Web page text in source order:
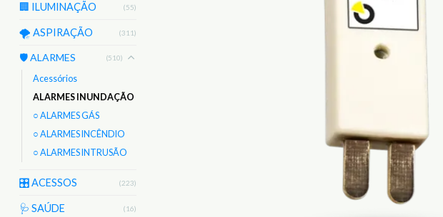
🏢 ILUMINAÇÃO (55)
🌪️ ASPIRAÇÃO (311)
🛡️ ALARMES (510)
Acessórios
ALARMES INUNDAÇÃO
○ ALARMES GÁS
○ ALARMES INCÊNDIO
○ ALARMES INTRUSÃO
🎛️ ACESSOS (223)
🩺 SAÚDE (16)